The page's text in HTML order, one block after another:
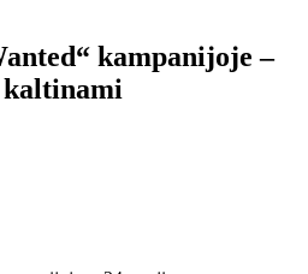
kampanijoje –
kaltinami